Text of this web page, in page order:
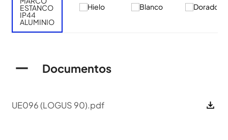
Documentos
UE096 (LOGUS 90).pdf